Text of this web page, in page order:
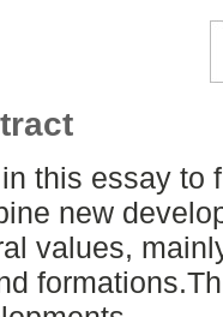
this essay to
new
values,